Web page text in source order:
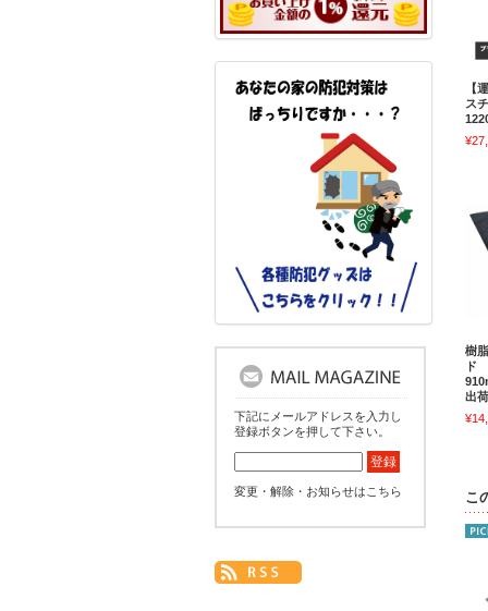
【
ス
樹
出
こ
下記にメールアドレスを入力し
登録ボタンを押して下さい。
変更・解除・お知らせはこちら